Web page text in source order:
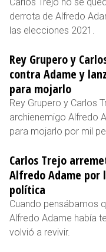
derrota de Alfredo
las elecciones 2021.
Rey Grupero y
contra Adame y
para mojarlo
Rey Grupero y Carlos
archienemigo Alfredo
para mojarlo por mil
Carlos Trejo
Alfredo Adame por
política
Cuando pensábamos
Alfredo Adame había
volvió a revivir.